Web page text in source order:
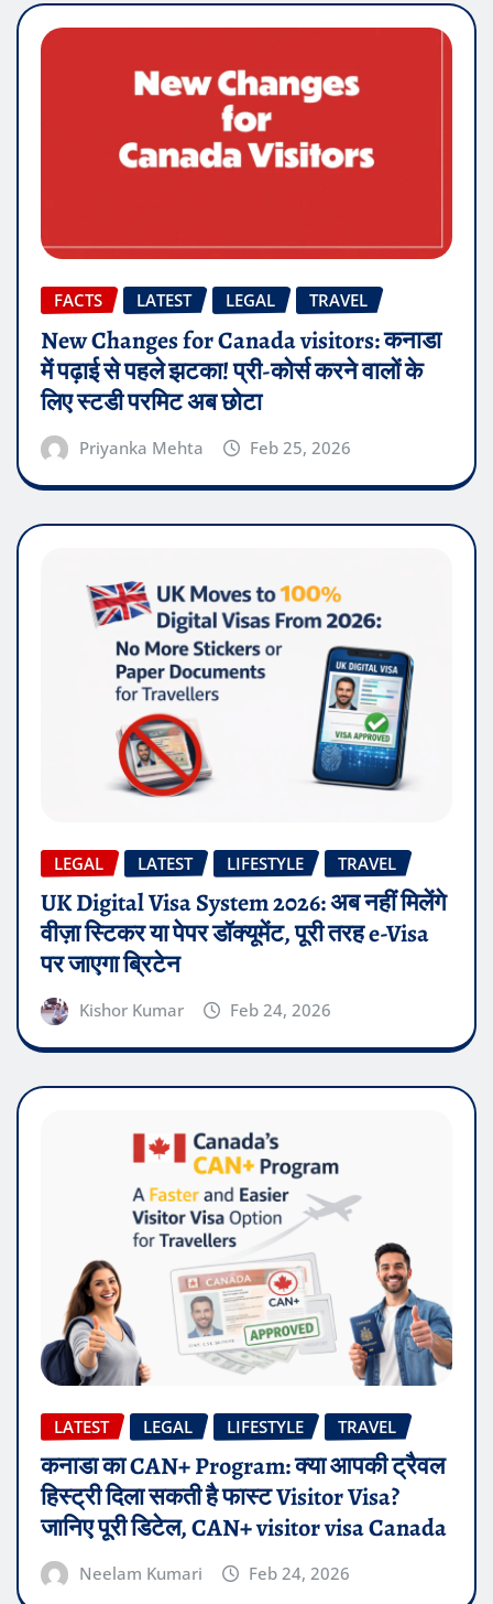
FACTS LATEST LEGAL TRAVEL
New Changes for Canada visitors: कनाडा
में पढ़ाई से पहले झटका! प्री-कोर्स करने वालों के
लिए स्टडी परमिट अब छोटा
Priyanka Mehta Feb 25, 2026
LEGAL LATEST LIFESTYLE TRAVEL
UK Digital Visa System 2026: अब नहीं मिलेंगे
वीज़ा स्टिकर या पेपर डॉक्यूमेंट, पूरी तरह e-Visa
पर जाएगा ब्रिटेन
Kishor Kumar Feb 24, 2026
LATEST LEGAL LIFESTYLE TRAVEL
कनाडा का CAN+ Program: क्या आपकी ट्रैवल
हिस्ट्री दिला सकती है फास्ट Visitor Visa?
जानिए पूरी डिटेल, CAN+ visitor visa Canada
Neelam Kumari Feb 24, 2026